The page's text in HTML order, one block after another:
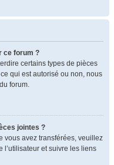
ce forum ?
certains types de pièces
qui est autorisé ou non, nous
forum.
jointes ?
vous avez transférées, veuillez
et suivre les liens